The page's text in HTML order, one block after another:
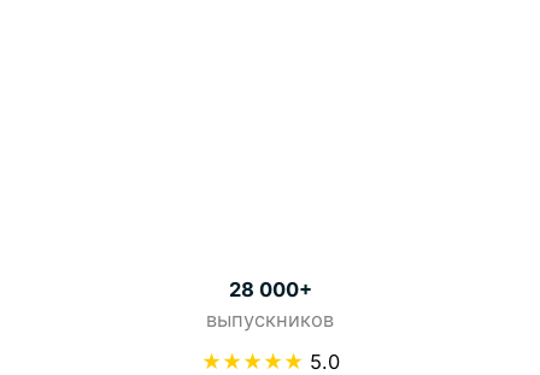
28 000+
выпускников
★★★★★ 5.0